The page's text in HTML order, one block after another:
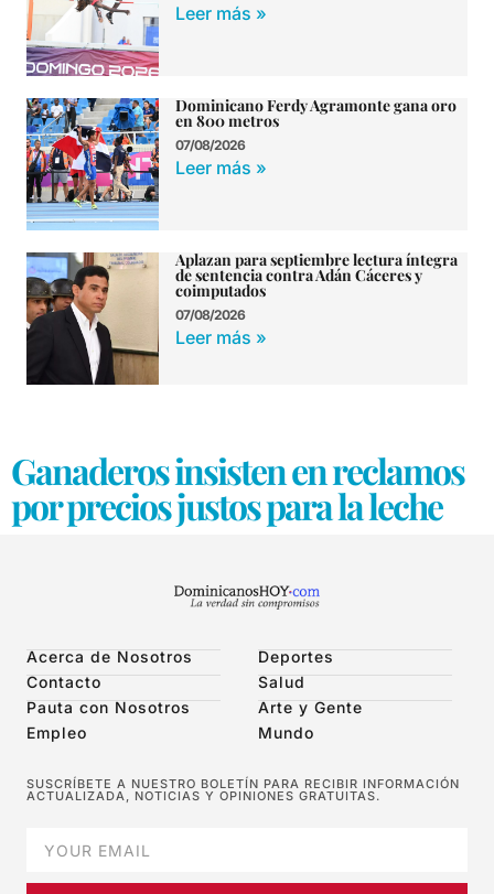
Leer más »
Dominicano Ferdy Agramonte gana oro
en 800 metros
07/08/2026
Leer más »
Aplazan para septiembre lectura íntegra
de sentencia contra Adán Cáceres y
coimputados
07/08/2026
Leer más »
Ganaderos insisten en reclamos
por precios justos para la leche
Acerca de Nosotros
Contacto
Pauta con Nosotros
Empleo
Deportes
Salud
Arte y Gente
Mundo
SUSCRÍBETE A NUESTRO BOLETÍN PARA RECIBIR INFORMACIÓN
ACTUALIZADA, NOTICIAS Y OPINIONES GRATUITAS.